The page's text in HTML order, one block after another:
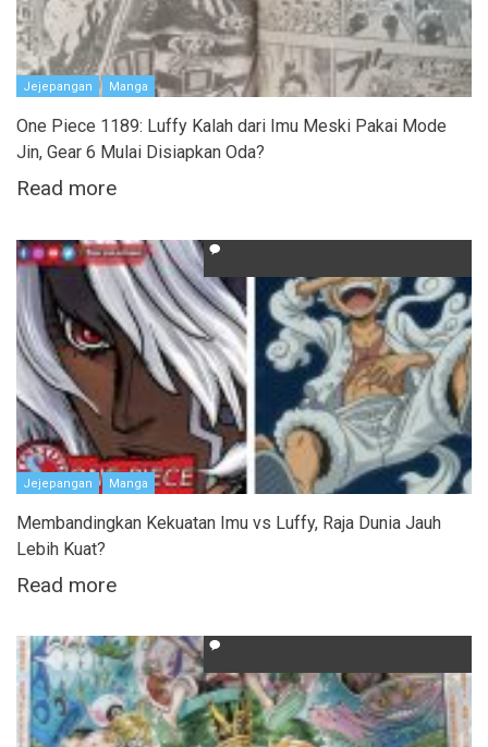
Jejepangan Manga
One Piece 1189: Luffy Kalah dari Imu Meski Pakai Mode
Jin, Gear 6 Mulai Disiapkan Oda?
Read more
Jejepangan Manga
Membandingkan Kekuatan Imu vs Luffy, Raja Dunia Jauh
Lebih Kuat?
Read more